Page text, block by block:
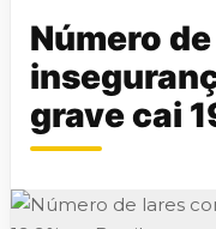
Número
grave cai